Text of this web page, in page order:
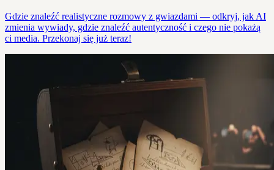
Gdzie znaleźć realistyczne rozmowy z gwiazdami — odkryj, jak AI
zmienia wywiady, gdzie znaleźć autentyczność i czego nie pokażą
ci media. Przekonaj się już teraz!